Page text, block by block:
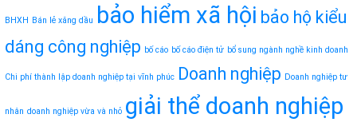
BHXH Bán lẻ xăng dầu bảo hiểm xã hội bảo hộ kiểu
dáng công nghiệp bố cáo bố cáo điện tử bổ sung ngành nghề kinh doanh
Chi phí thành lập doanh nghiệp tại vĩnh phúc Doanh nghiệp Doanh nghiệp tư
nhân doanh nghiệp vừa và nhỏ giải thể doanh nghiệp